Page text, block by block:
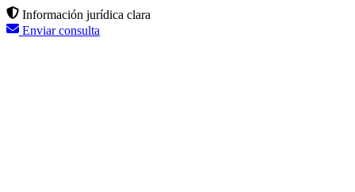
Información jurídica clara
Enviar consulta